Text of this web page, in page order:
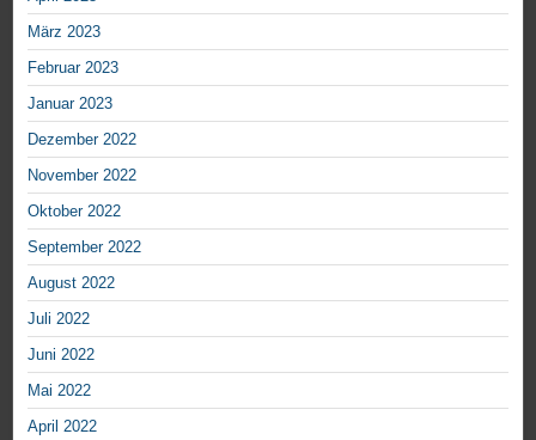
März 2023
Februar 2023
Januar 2023
Dezember 2022
November 2022
Oktober 2022
September 2022
August 2022
Juli 2022
Juni 2022
Mai 2022
April 2022